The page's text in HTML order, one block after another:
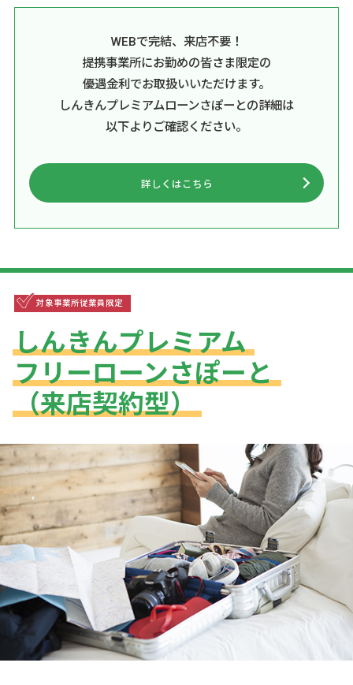
WEBで完結、来店不要！
提携事業所にお勤めの皆さま限定の
優遇金利でお取扱いいただけます。
しんきんプレミアムローンさぽーとの詳細は
以下よりご確認ください。
詳しくはこちら
対象事業所従業員限定
しんきんプレミアム
フリーローンさぽーと
（来店契約型）